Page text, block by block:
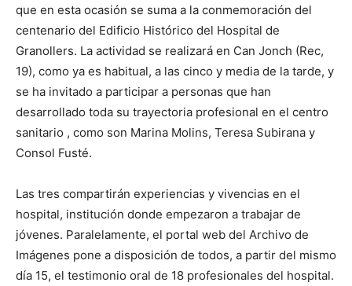
que en esta ocasión se suma a la conmemoración del
centenario del Edificio Histórico del Hospital de
Granollers. La actividad se realizará en Can Jonch (Rec,
19), como ya es habitual, a las cinco y media de la tarde, y
se ha invitado a participar a personas que han
desarrollado toda su trayectoria profesional en el centro
sanitario , como son Marina Molins, Teresa Subirana y
Consol Fusté.
Las tres compartirán experiencias y vivencias en el
hospital, institución donde empezaron a trabajar de
jóvenes. Paralelamente, el portal web del Archivo de
Imágenes pone a disposición de todos, a partir del mismo
día 15, el testimonio oral de 18 profesionales del hospital.